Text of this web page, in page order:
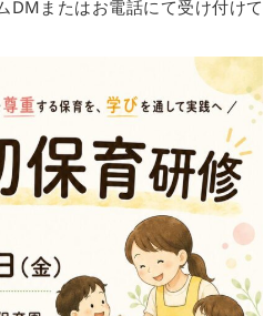
DMまたはお電話にて受け付けて